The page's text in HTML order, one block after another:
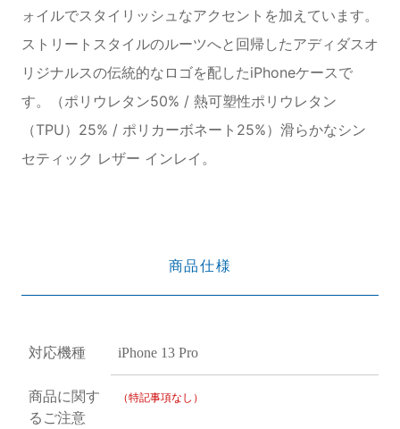
ォイルでスタイリッシュなアクセントを加えています。
ストリートスタイルのルーツへと回帰したアディダスオ
リジナルスの伝統的なロゴを配したiPhoneケースで
す。（ポリウレタン50% / 熱可塑性ポリウレタン
（TPU）25% / ポリカーボネート25%）滑らかなシン
セティック レザー インレイ。
商品仕様
対応機種 iPhone 13 Pro
商品に関す
るご注意
（特記事項なし）